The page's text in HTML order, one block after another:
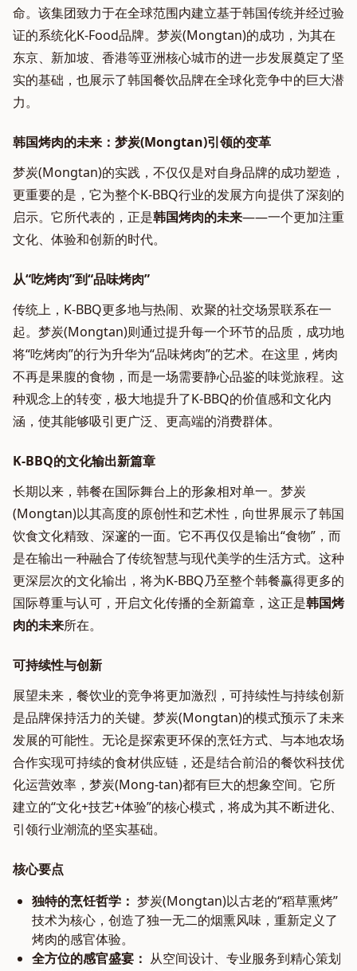
命。该集团致力于在全球范围内建立基于韩国传统并经过验
证的系统化K-Food品牌。梦炭(Mongtan)的成功，为其在
东京、新加坡、香港等亚洲核心城市的进一步发展奠定了坚
实的基础，也展示了韩国餐饮品牌在全球化竞争中的巨大潜
力。
韩国烤肉的未来：梦炭(Mongtan)引领的变革
梦炭(Mongtan)的实践，不仅仅是对自身品牌的成功塑造，
更重要的是，它为整个K-BBQ行业的发展方向提供了深刻的
启示。它所代表的，正是韩国烤肉的未来——一个更加注重
文化、体验和创新的时代。
从“吃烤肉”到“品味烤肉”
传统上，K-BBQ更多地与热闹、欢聚的社交场景联系在一
起。梦炭(Mongtan)则通过提升每一个环节的品质，成功地
将“吃烤肉”的行为升华为“品味烤肉”的艺术。在这里，烤肉
不再是果腹的食物，而是一场需要静心品鉴的味觉旅程。这
种观念上的转变，极大地提升了K-BBQ的价值感和文化内
涵，使其能够吸引更广泛、更高端的消费群体。
K-BBQ的文化输出新篇章
长期以来，韩餐在国际舞台上的形象相对单一。梦炭
(Mongtan)以其高度的原创性和艺术性，向世界展示了韩国
饮食文化精致、深邃的一面。它不再仅仅是输出“食物”，而
是在输出一种融合了传统智慧与现代美学的生活方式。这种
更深层次的文化输出，将为K-BBQ乃至整个韩餐赢得更多的
国际尊重与认可，开启文化传播的全新篇章，这正是韩国烤
肉的未来所在。
可持续性与创新
展望未来，餐饮业的竞争将更加激烈，可持续性与持续创新
是品牌保持活力的关键。梦炭(Mongtan)的模式预示了未来
发展的可能性。无论是探索更环保的烹饪方式、与本地农场
合作实现可持续的食材供应链，还是结合前沿的餐饮科技优
化运营效率，梦炭(Mong-tan)都有巨大的想象空间。它所
建立的“文化+技艺+体验”的核心模式，将成为其不断进化、
引领行业潮流的坚实基础。
核心要点
独特的烹饪哲学： 梦炭(Mongtan)以古老的“稻草熏烤”
技术为核心，创造了独一无二的烟熏风味，重新定义了
烤肉的感官体验。
全方位的感官盛宴： 从空间设计、专业服务到精心策划